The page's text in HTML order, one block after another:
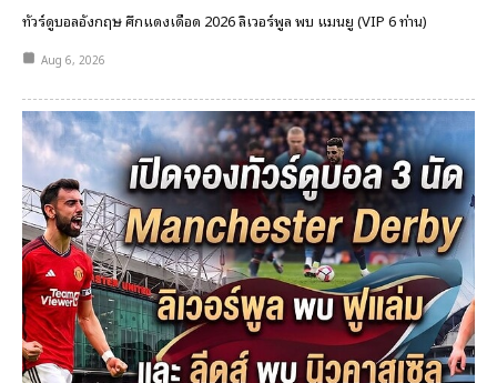
ทัวร์ดูบอลอังกฤษ ศึกแดงเดือด 2026 ลิเวอร์พูล พบ แมนยู (VIP 6 ท่าน)
Aug 6, 2026